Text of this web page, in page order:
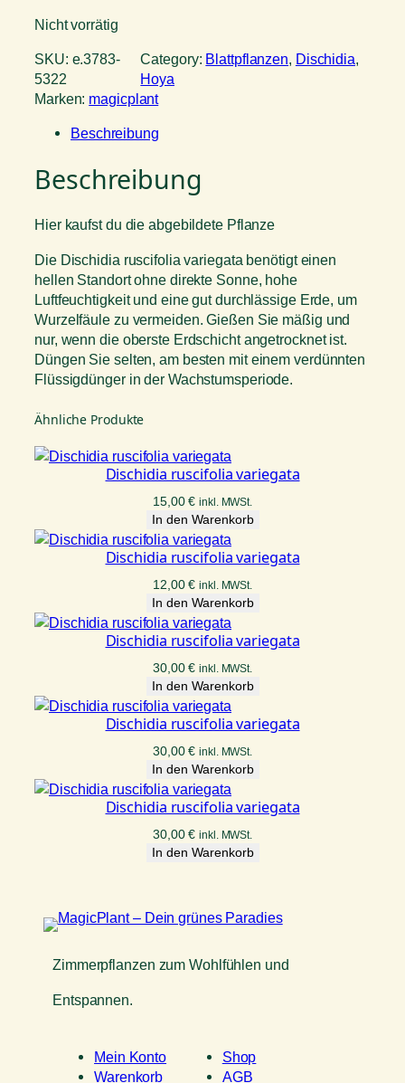
Nicht vorrätig
SKU: e.3783-
5322
Category: Blattpflanzen, Dischidia
Hoya
Marken: magicplant
Beschreibung
Beschreibung
Hier kaufst du die abgebildete Pflanze
Die Dischidia ruscifolia variegata benötigt einen
hellen Standort ohne direkte Sonne, hohe
Luftfeuchtigkeit und eine gut durchlässige Erde, um
Wurzelfäule zu vermeiden. Gießen Sie mäßig und
nur, wenn die oberste Erdschicht angetrocknet ist.
Düngen Sie selten, am besten mit einem verdünnten
Flüssigdünger in der Wachstumsperiode.
Ähnliche Produkte
Dischidia ruscifolia variegata
15,00€ inkl. MWSt.
In den Warenkorb
Dischidia ruscifolia variegata
12,00€ inkl. MWSt.
In den Warenkorb
Dischidia ruscifolia variegata
30,00€ inkl. MWSt.
In den Warenkorb
Dischidia ruscifolia variegata
30,00€ inkl. MWSt.
In den Warenkorb
Dischidia ruscifolia variegata
30,00€ inkl. MWSt.
In den Warenkorb
Zimmerpflanzen zum Wohlfühlen und
Entspannen.
Mein Konto
Warenkorb
Shop
AGB